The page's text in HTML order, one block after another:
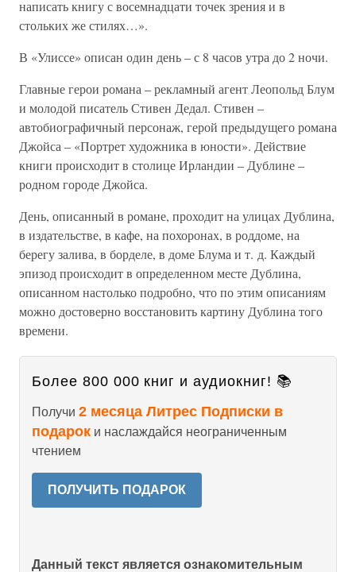
написать книгу с восемнадцати точек зрения и в
стольких же стилях…».
В «Улиссе» описан один день – с 8 часов утра до 2 ночи.
Главные герои романа – рекламный агент Леопольд Блум
и молодой писатель Стивен Дедал. Стивен –
автобиографичный персонаж, герой предыдущего романа
Джойса – «Портрет художника в юности». Действие
книги происходит в столице Ирландии – Дублине –
родном городе Джойса.
День, описанный в романе, проходит на улицах Дублина,
в издательстве, в кафе, на похоронах, в роддоме, на
берегу залива, в борделе, в доме Блума и т. д. Каждый
эпизод происходит в определенном месте Дублина,
описанном настолько подробно, что по этим описаниям
можно достоверно восстановить картину Дублина того
времени.
Более 800 000 книг и аудиокниг! 📚
Получи 2 месяца Литрес Подписки в
подарок и наслаждайся неограниченным
чтением
ПОЛУЧИТЬ ПОДАРОК
Данный текст является ознакомительным